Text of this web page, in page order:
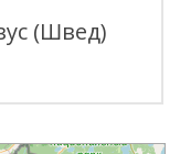
(Швед)